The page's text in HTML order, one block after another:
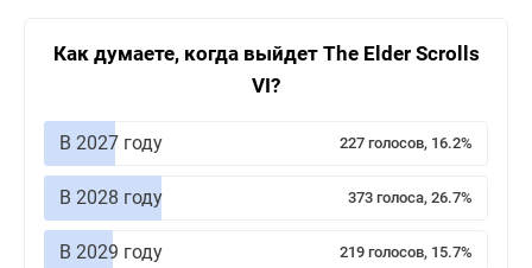
Как думаете, когда выйдет The Elder Scrolls
VI?
В 2027 году 227 голосов, 16.2%
В 2028 году 373 голоса, 26.7%
В 2029 году 219 голосов, 15.7%